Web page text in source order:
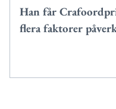
Han får
flera faktorer